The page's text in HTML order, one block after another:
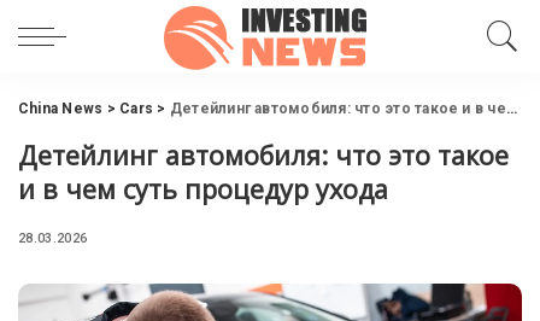
China News > Cars > Детейлинг автомобиля: что это такое и в чем суть процедур ухода
Детейлинг автомобиля: что это такое
и в чем суть процедур ухода
28.03.2026